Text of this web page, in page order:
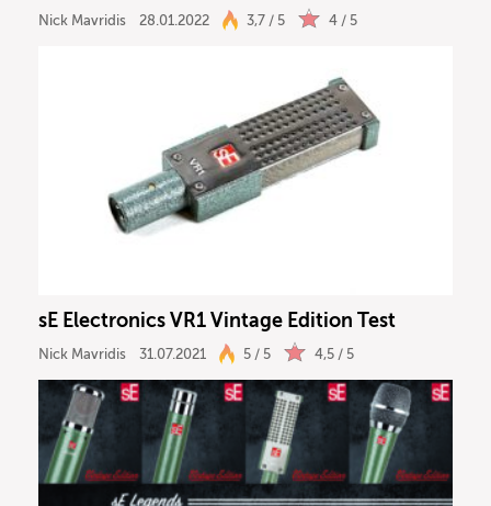
Nick Mavridis 28.01.2022 3,7 / 5 4 / 5
sE Electronics VR1 Vintage Edition Test
Nick Mavridis 31.07.2021 5 / 5 4,5 / 5